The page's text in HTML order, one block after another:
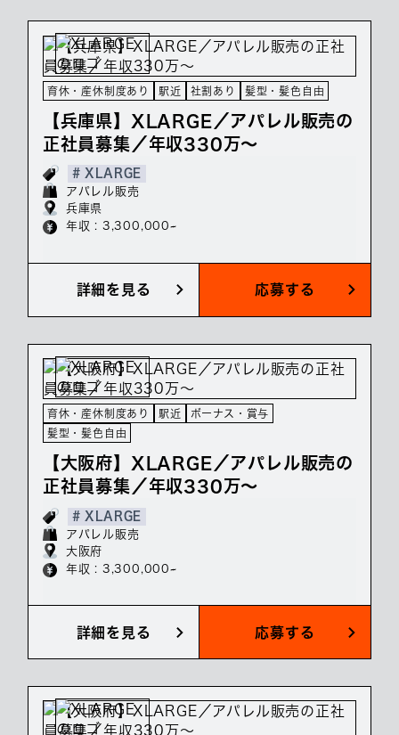
育休・産休制度あり 駅近 社割あり 髪型・髪色自由
【兵庫県】XLARGE／アパレル販売の
正社員募集／年収330万～
# XLARGE
アパレル販売
兵庫県
年収 : 3,300,000~
詳細を見る 応募する
育休・産休制度あり 駅近
ボーナス・賞与
髪型・髪色自由
【大阪府】XLARGE／アパレル販売の
正社員募集／年収330万～
# XLARGE
アパレル販売
大阪府
年収 : 3,300,000~
詳細を見る 応募する